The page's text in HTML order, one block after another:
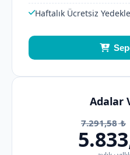
Haftalık Ücretsiz
Adalar
7.291,58₺